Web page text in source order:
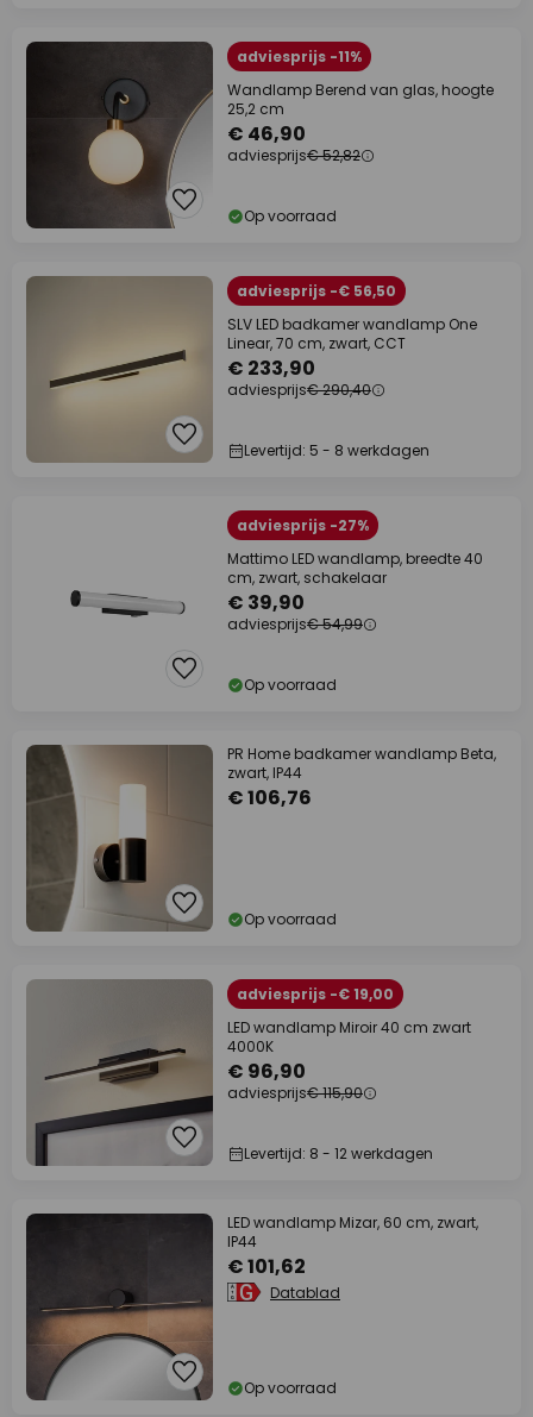
adviesprijs -11%
Wandlamp Berend van glas, hoogte
25,2 cm
€ 46,90
adviesprijs€ 52,82
Op voorraad
adviesprijs -€ 56,50
SLV LED badkamer wandlamp One
Linear, 70 cm, zwart, CCT
€ 233,90
adviesprijs€ 290,40
Levertijd: 5 - 8 werkdagen
adviesprijs -27%
Mattimo LED wandlamp, breedte 40
cm, zwart, schakelaar
€ 39,90
adviesprijs€ 54,99
Op voorraad
PR Home badkamer wandlamp Beta,
zwart, IP44
€ 106,76
Op voorraad
adviesprijs -€ 19,00
LED wandlamp Miroir 40 cm zwart
4000K
€ 96,90
adviesprijs€ 115,90
Levertijd: 8 - 12 werkdagen
LED wandlamp Mizar, 60 cm, zwart,
IP44
€ 101,62
Datablad
Op voorraad